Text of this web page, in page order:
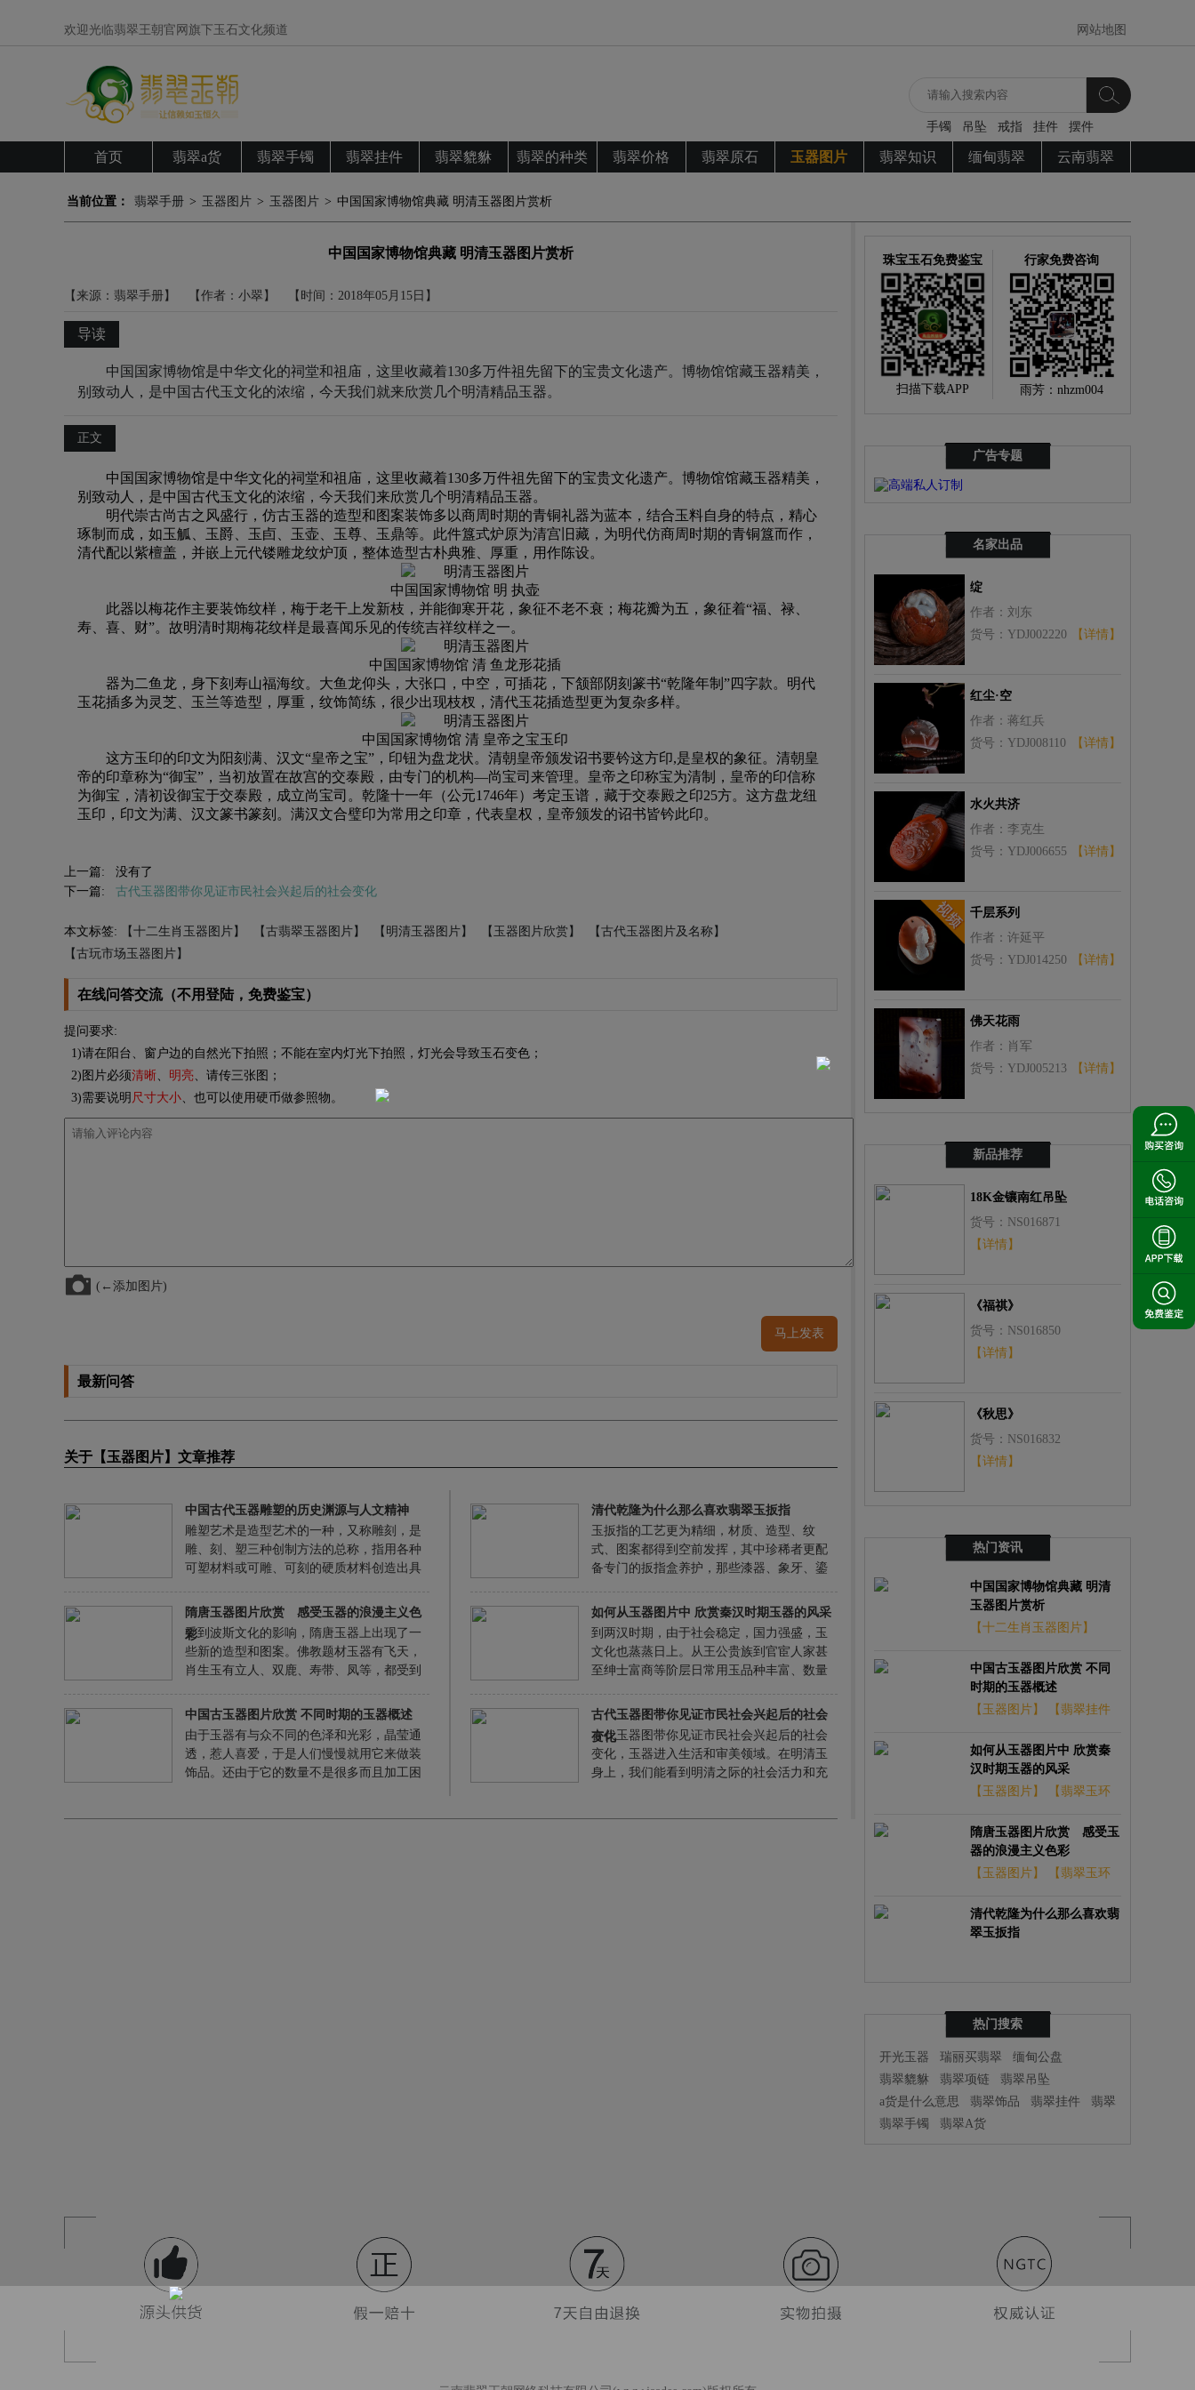
欢迎光临翡翠王朝官网旗下玉石文化频道 网站地图
手镯 吊坠 戒指 挂件 摆件
首页 翡翠a货 翡翠手镯 翡翠挂件 翡翠貔貅 翡翠的种类 翡翠价格 翡翠原石 玉器图片 翡翠知识 缅甸翡翠 云南翡翠
当前位置： 翡翠手册 > 玉器图片 > 玉器图片 > 中国国家博物馆典藏 明清玉器图片赏析
中国国家博物馆典藏 明清玉器图片赏析
【来源：翡翠手册】 【作者：小翠】 【时间：2018年05月15日】
导读
中国国家博物馆是中华文化的祠堂和祖庙，这里收藏着130多万件祖先留下的宝贵文化遗产。博物馆馆藏玉器精美，
别致动人，是中国古代玉文化的浓缩，今天我们就来欣赏几个明清精品玉器。
正文
中国国家博物馆是中华文化的祠堂和祖庙，这里收藏着130多万件祖先留下的宝贵文化遗产。博物馆馆藏玉器精美，
别致动人，是中国古代玉文化的浓缩，今天我们来欣赏几个明清精品玉器。
明代崇古尚古之风盛行，仿古玉器的造型和图案装饰多以商周时期的青铜礼器为蓝本，结合玉料自身的特点，精心
琢制而成，如玉觚、玉爵、玉卣、玉壶、玉尊、玉鼎等。此件簋式炉原为清宫旧藏，为明代仿商周时期的青铜簋而作，
清代配以紫檀盖，并嵌上元代镂雕龙纹炉顶，整体造型古朴典雅、厚重，用作陈设。
中国国家博物馆 明 执壶
此器以梅花作主要装饰纹样，梅于老干上发新枝，并能御寒开花，象征不老不衰；梅花瓣为五，象征着“福、禄、
寿、喜、财”。故明清时期梅花纹样是最喜闻乐见的传统吉祥纹样之一。
中国国家博物馆 清 鱼龙形花插
器为二鱼龙，身下刻寿山福海纹。大鱼龙仰头，大张口，中空，可插花，下颔部阴刻篆书“乾隆年制”四字款。明代
玉花插多为灵芝、玉兰等造型，厚重，纹饰简练，很少出现枝杈，清代玉花插造型更为复杂多样。
中国国家博物馆 清 皇帝之宝玉印
这方玉印的印文为阳刻满、汉文“皇帝之宝”，印钮为盘龙状。清朝皇帝颁发诏书要钤这方印,是皇权的象征。清朝皇
帝的印章称为“御宝”，当初放置在故宫的交泰殿，由专门的机构—尚宝司来管理。皇帝之印称宝为清制，皇帝的印信称
为御宝，清初设御宝于交泰殿，成立尚宝司。乾隆十一年（公元1746年）考定玉谱，藏于交泰殿之印25方。这方盘龙纽
玉印，印文为满、汉文篆书篆刻。满汉文合璧印为常用之印章，代表皇权，皇帝颁发的诏书皆钤此印。
上一篇: 没有了
下一篇:
古代玉器图带你见证市民社会兴起后的社会变化
本文标签: 【十二生肖玉器图片】 【古翡翠玉器图片】 【明清玉器图片】 【玉器图片欣赏】
【古代玉器图片及名称】
【古玩市场玉器图片】
在线问答交流（不用登陆，免费鉴宝）
提问要求:
1)请在阳台、窗户边的自然光下拍照；不能在室内灯光下拍照，灯光会导致玉石变色；
2)图片必须清晰、 明亮、请传三张图；
3)需要说明 尺寸大小、也可以使用硬币做参照物。
(←添加图片)
马上发表
最新问答
关于【玉器图片】文章推荐
中国古代玉器雕塑的历史渊源与人文精神
雕塑艺术是造型艺术的一种，又称雕刻，是
雕、刻、塑三种创制方法的总称，指用各种
可塑材料或可雕、可刻的硬质材料创造出具
反映社会生活，表达艺术家的审美感受、审
美情感、审美理想的艺术。
清代乾隆为什么那么喜欢翡翠玉扳指
玉扳指的工艺更为精细，材质、造型、纹
式、图案都得到空前发挥，其中珍稀者更配
备专门的扳指盒养护，那些漆器、象牙、鎏
隋唐玉器图片欣赏 感受玉器的浪漫主义色
彩
受到波斯文化的影响，隋唐玉器上出现了一
些新的造型和图案。佛教题材玉器有飞天，
肖生玉有立人、双鹿、寿带、凤等，都受到
技艺已趋成熟，砣法简练遒劲，突出形象的
精神和气韵，颇有浪漫主义色彩。
如何从玉器图片中 欣赏秦汉时期玉器的风采
到两汉时期，由于社会稳定，国力强盛，玉
文化也蒸蒸日上。从王公贵族到官宦人家甚
至绅士富商等阶层日常用玉品种丰富、数量
的作品，代表了这个时代的最高水平。汉代
玉器继承了战国时代玉器的传统，并有所变
化和发展。
中国古玉器图片欣赏 不同时期的玉器概述
由于玉器有与众不同的色泽和光彩，晶莹通
透，惹人喜爱，于是人们慢慢就用它来做装
饰品。还由于它的数量不是很多而且加工困
古代玉器图带你见证市民社会兴起后的社会
变化
古代玉器图带你见证市民社会兴起后的社会
变化，玉器进入生活和审美领域。在明清玉
身上，我们能看到明清之际的社会活力和充
珠宝玉石免费鉴宝
扫描下载APP
行家免费咨询
雨芳：nhzm004
广告专题
名家出品
绽
作者：刘东
货号：YDJ002220
【详情】
红尘·空
作者：蒋红兵
货号：YDJ008110
【详情】
水火共济
作者：李克生
货号：YDJ006655
【详情】
千层系列
作者：许延平
货号：YDJ014250
【详情】
佛天花雨
作者：肖军
货号：YDJ005213
【详情】
新品推荐
18K金镶南红吊坠
货号：NS016871
【详情】
《福祺》
货号：NS016850
【详情】
《秋思》
货号：NS016832
【详情】
热门资讯
中国国家博物馆典藏 明清
玉器图片赏析
【十二生肖玉器图片】
中国古玉器图片欣赏 不同
时期的玉器概述
【玉器图片】
【翡翠挂件
如何从玉器图片中 欣赏秦
汉时期玉器的风采
【玉器图片】
【翡翠玉环
隋唐玉器图片欣赏 感受玉
器的浪漫主义色彩
【玉器图片】
【翡翠玉环
清代乾隆为什么那么喜欢翡
翠玉扳指
热门搜索
开光玉器 瑞丽买翡翠
缅甸公盘
翡翠貔貅
翡翠项链
翡翠吊坠
a货是什么意思
翡翠饰品 翡翠挂件
翡翠
翡翠手镯
翡翠A货